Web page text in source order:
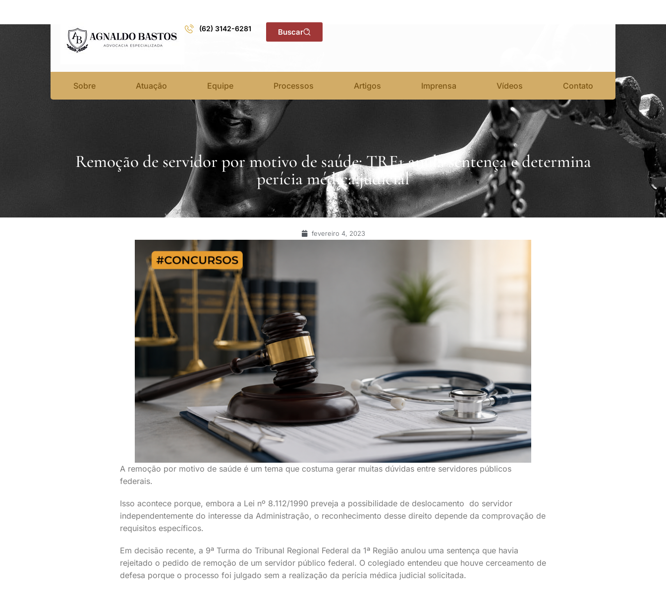
(62) 3142-6281 Buscar
Sobre Atuação Equipe Processos Artigos Imprensa Vídeos Contato
Remoção de servidor por motivo de saúde: TRF1 anula sentença e determina
perícia médica judicial
fevereiro 4, 2023
A remoção por motivo de saúde é um tema que costuma gerar muitas dúvidas entre servidores públicos
federais.
Isso acontece porque, embora a Lei nº 8.112/1990 preveja a possibilidade de deslocamento do servidor
independentemente do interesse da Administração, o reconhecimento desse direito depende da comprovação de
requisitos específicos.
Em decisão recente, a 9ª Turma do Tribunal Regional Federal da 1ª Região anulou uma sentença que havia
rejeitado o pedido de remoção de um servidor público federal. O colegiado entendeu que houve cerceamento de
defesa porque o processo foi julgado sem a realização da perícia médica judicial solicitada.